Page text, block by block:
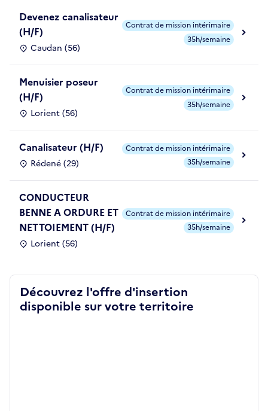
Devenez canalisateur
(H/F)
Caudan (56)
Contrat de mission intérimaire
35h/semaine
Menuisier poseur
(H/F)
Lorient (56)
Contrat de mission intérimaire
35h/semaine
Canalisateur (H/F)
Rédené (29)
Contrat de mission intérimaire
35h/semaine
CONDUCTEUR
BENNE A ORDURE ET
NETTOIEMENT (H/F)
Lorient (56)
Contrat de mission intérimaire
35h/semaine
Découvrez l'offre d'insertion
disponible sur votre territoire